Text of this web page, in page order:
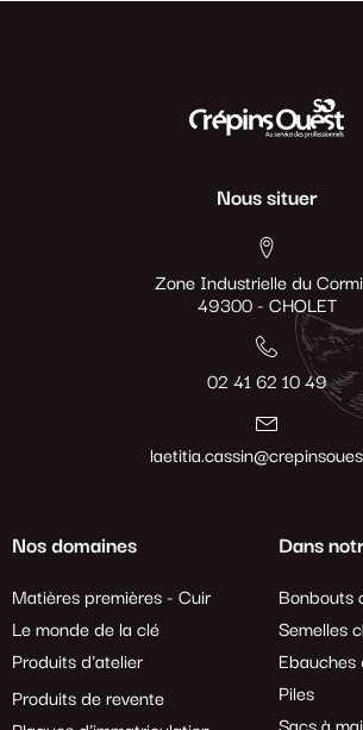
Nous situer
Zone Industrielle du
49300 - CHOLET
02 41 62 10 49
Nos domaines
Matières premières - Cuir
Le monde de la clé
Produits d'atelier
Produits de revente
Dans
Bonbouts
Semelles
Ebauches
Piles